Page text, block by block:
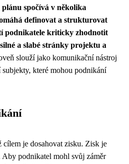
spočívá v několika
definovat a strukturovat
podnikatele kriticky zhodnotit
a slabé stránky projektu a
slouží jako komunikační nástroj
které mohou podnikání
je dosahovat zisku. Zisk je
podnikatel mohl svůj záměr